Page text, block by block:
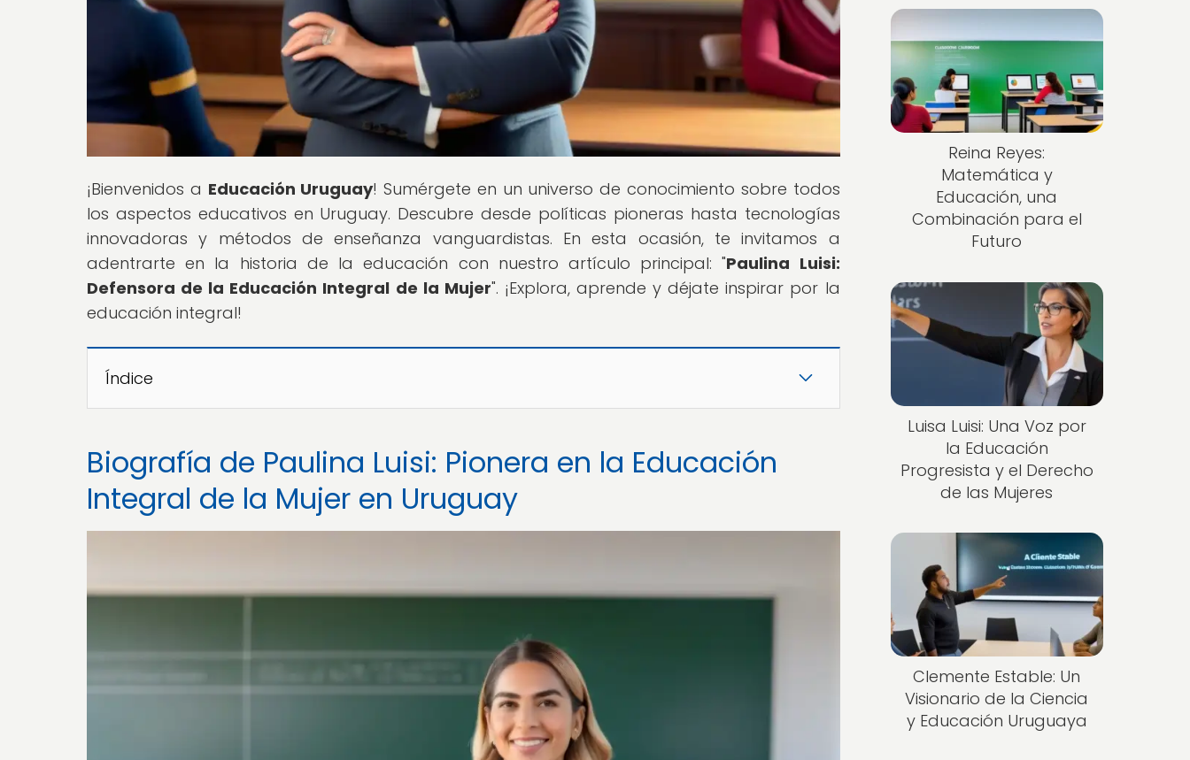
¡Bienvenidos a Educación Uruguay! Sumérgete en un universo de conocimiento sobre todos
los aspectos educativos en Uruguay. Descubre desde políticas pioneras hasta tecnologías
innovadoras y métodos de enseñanza vanguardistas. En esta ocasión, te invitamos a
adentrarte en la historia de la educación con nuestro artículo principal: "Paulina Luisi:
Defensora de la Educación Integral de la Mujer". ¡Explora, aprende y déjate inspirar por la
educación integral!
Índice
Biografía de Paulina Luisi: Pionera en la Educación
Integral de la Mujer en Uruguay
Reina Reyes:
Matemática y
Educación, una
Combinación para el
Futuro
Luisa Luisi: Una Voz por
la Educación
Progresista y el Derecho
de las Mujeres
Clemente Estable: Un
Visionario de la Ciencia
y Educación Uruguaya